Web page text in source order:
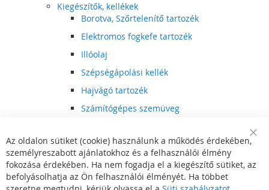
Kiegészítők, kellékek
Borotva, Szőrtelenítő tartozék
Elektromos fogkefe tartozék
Illóolaj
Szépségápolási kellék
Hajvágó tartozék
Számítógépes szemüveg
Hajvágó kiegészítő
Szórakoztató elektronika
Multimédia
DVD, BluRay lejátszó
Bar
Az oldalon sütiket (cookie) használunk a működés érdekében,
személyreszabott ajánlatokhoz és a felhasználói élmény
fokozása érdekében. Ha nem fogadja el a kiegészítő sütiket, az
befolyásolhatja az Ön felhasználói élményét. Ha többet